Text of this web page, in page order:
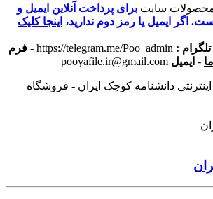
محصولات سایت برای پرداخت آنلاین ایمیل و
اگر ایمیل یا رمز دوم ندارید، اینجا کلیک
تلگرام : https://telegram.me/Poo_admin
- فرم
- ایمیل pooyafile.ir@gmail.com
اینترنتی دانشنامه کوچک ایران - فروشگاه